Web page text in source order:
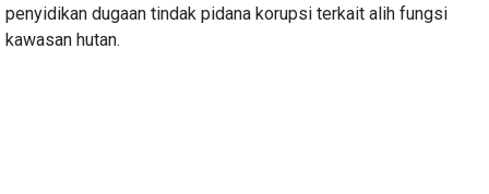
penyidikan dugaan tindak pidana korupsi terkait alih fungsi
kawasan hutan.